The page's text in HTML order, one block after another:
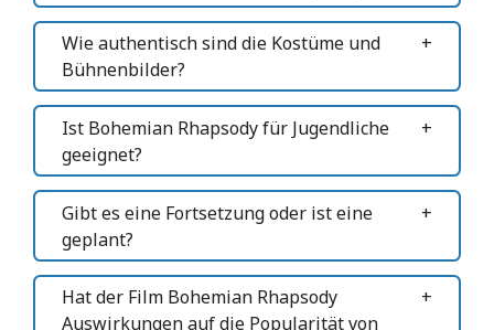
Wie authentisch sind die Kostüme und
Bühnenbilder?
Ist Bohemian Rhapsody für Jugendliche
geeignet?
Gibt es eine Fortsetzung oder ist eine
geplant?
Hat der Film Bohemian Rhapsody
Auswirkungen auf die Popularität von